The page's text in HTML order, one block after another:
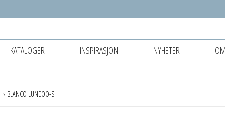
KATALOGER INSPIRASJON NYHETER
BLANCO LUNEOO-S